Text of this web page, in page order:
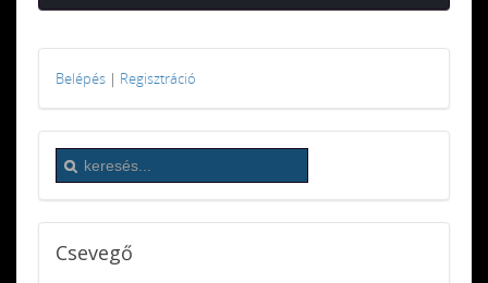
Belépés | Regisztráció
Csevegő